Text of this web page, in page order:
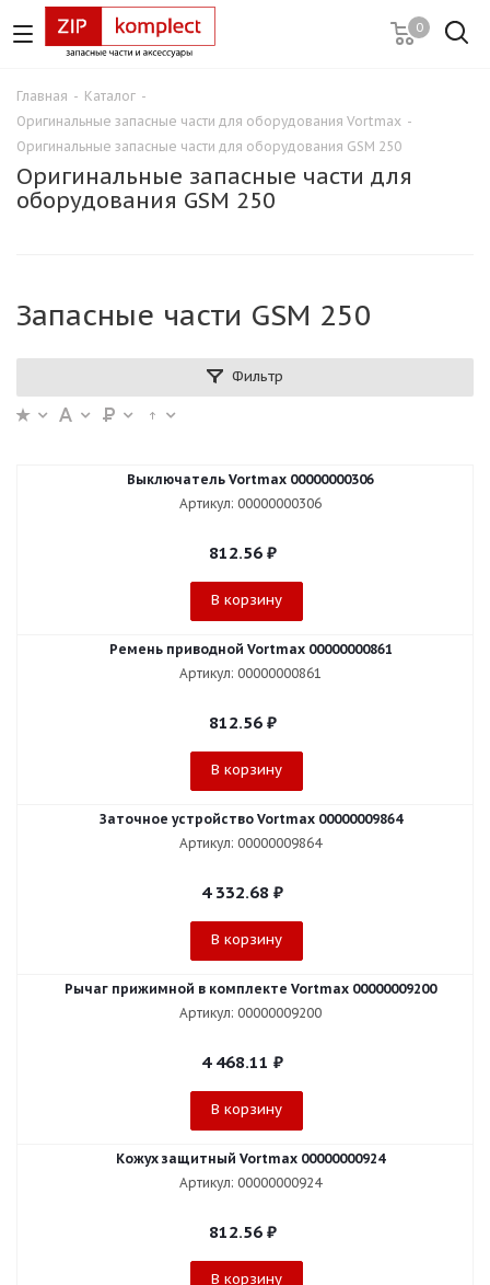
0
Главная - Каталог -
Оригинальные запасные части для оборудования Vortmax -
Оригинальные запасные части для оборудования GSM 250
Оригинальные запасные части для
оборудования GSM 250
Запасные части GSM 250
Фильтр
Выключатель Vortmax 00000000306
Артикул: 00000000306
812.56₽
В корзину
Ремень приводной Vortmax 00000000861
Артикул: 00000000861
812.56₽
В корзину
Заточное устройство Vortmax 00000009864
Артикул: 00000009864
4 332.68 ₽
В корзину
Рычаг прижимной в комплекте Vortmax 00000009200
Артикул: 00000009200
4 468.11 ₽
В корзину
Кожух защитный Vortmax 00000000924
Артикул: 00000000924
812.56₽
В корзину